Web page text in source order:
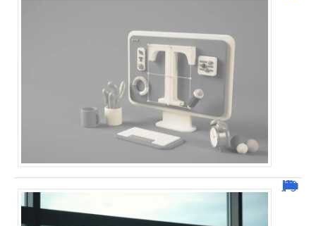
Combien de jour pour un décès d’un parent à l’étranger ?